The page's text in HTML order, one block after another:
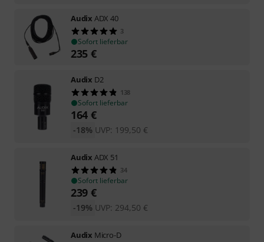
Audix ADX 40
3
Sofort lieferbar
235 €
Audix D2
138
Sofort lieferbar
164 €
UVP: 199,50 €
-18%
Audix ADX 51
34
Sofort lieferbar
239 €
UVP: 294,50 €
-19%
Audix Micro-D